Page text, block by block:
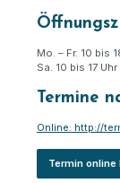
Mo. – Fr. 10 bis
Sa. 10 bis 17 Uhr
Termine
Online: http://
Termin online